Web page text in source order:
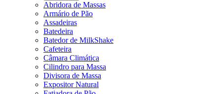
Abridora de Massas
Armário de Pão
Assadeiras
Batedeira
Batedor de MilkShake
Cafeteira
Câmara Climática
Cilindro para Massa
Divisora de Massa
Expositor Natural